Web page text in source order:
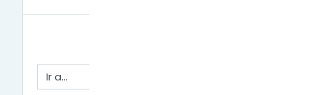
Ir a...